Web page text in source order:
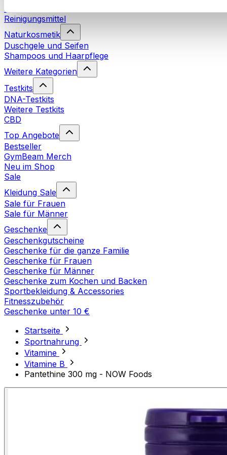
Waschmittel
Reinigungsmittel
Naturkosmetik
Duschgele und Seifen
Shampoos und Haarpflege
Weitere Kategorien
Testkits
DNA-Testkits
Weitere Testkits
CBD
Top Angebote
Bestseller
GymBeam Merch
Neu im Shop
Sale
Kleidung Sale
Sale für Frauen
Sale für Männer
Geschenke
Geschenkgutscheine
Geschenke für die ganze Familie
Geschenke für Frauen
Geschenke für Männer
Geschenke zum Kochen und Backen
Sportbekleidung & Accessories
Fitnesszubehör
Geschenke unter 10 €
Startseite
Sportnahrung
Vitamine
Vitamine B
Pantethine 300 mg - NOW Foods